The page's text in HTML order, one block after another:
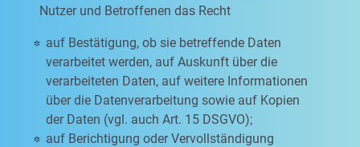
Nutzer und Betroffenen das Recht
auf Bestätigung, ob sie betreffende Daten
verarbeitet werden, auf Auskunft über die
verarbeiteten Daten, auf weitere Informationen
über die Datenverarbeitung sowie auf Kopien
der Daten (vgl. auch Art. 15 DSGVO);
auf Berichtigung oder Vervollständigung